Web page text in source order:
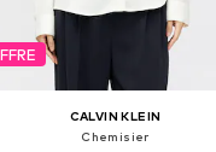
CALVIN KLEIN
Chemisier